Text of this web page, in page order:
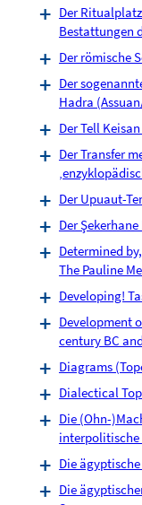
Der
Bestattungen
Der römische
Der
Hadra
Der Tell
Der Transfer
Der Upuaut-
Der
Determined
The Pauline
Developing!
Development
century BC
Diagrams
Dialectical
Die (Ohn-
interpolitische
Die
Die